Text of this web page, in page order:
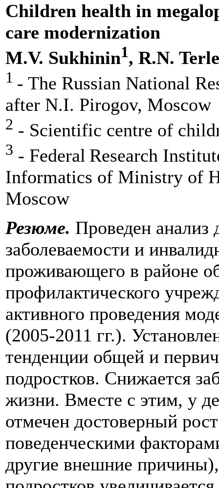
Children health in
care modernization
M.V. Sukhinin1, R.N.
1 - The Russian National
after N.I. Pirogov, Moscow
2 - Scientific centre of
3 - Federal Research
Informatics of Ministry of
Moscow
Резюме. Проведен
заболеваемости и
проживающего в районе
профилактического
активного проведения
(2005-2011 гг.).
тенденции общей и
подростков. Снижается
жизни. Вместе с этим, у
отмечен достоверный
поведенческими
другие внешние